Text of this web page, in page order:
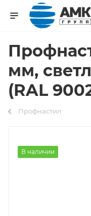
мм,
(RAL
Профнастил
В наличии